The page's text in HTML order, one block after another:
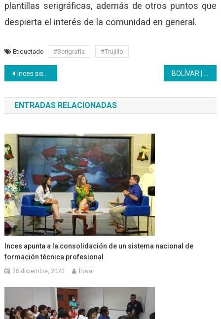
plantillas serigráficas, además de otros puntos que
despierta el interés de la comunidad en general.
Etiquetado #Serigrafía #Trujillo
Navegación
de
entradas
Inces sistematiza sus aportes para enriquecer el proyecto de Ley Chamba Juvenil
ENTRADAS RELACIONADAS
Inces apunta a la consolidación de un sistema nacional de
formación técnica profesional
28 diciembre, 2020 ltovar